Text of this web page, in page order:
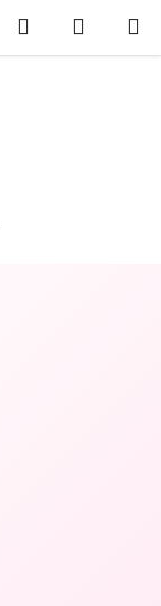
Hľadať
KOŠÍK